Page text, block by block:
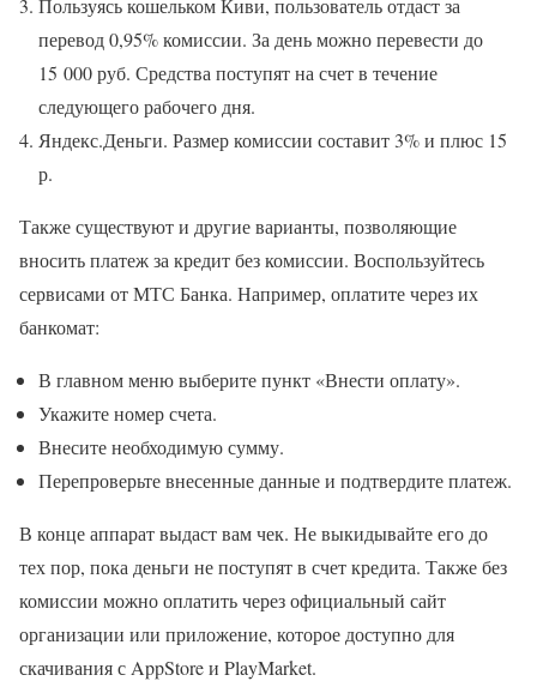
Пользуясь кошельком Киви, пользователь отдаст за
перевод 0,95% комиссии. За день можно перевести до
15 000 руб. Средства поступят на счет в течение
следующего рабочего дня.
Яндекс.Деньги. Размер комиссии составит 3% и плюс 15
р.
Также существуют и другие варианты, позволяющие
вносить платеж за кредит без комиссии. Воспользуйтесь
сервисами от МТС Банка. Например, оплатите через их
банкомат:
В главном меню выберите пункт «Внести оплату».
Укажите номер счета.
Внесите необходимую сумму.
Перепроверьте внесенные данные и подтвердите платеж.
В конце аппарат выдаст вам чек. Не выкидывайте его до
тех пор, пока деньги не поступят в счет кредита. Также без
комиссии можно оплатить через официальный сайт
организации или приложение, которое доступно для
скачивания с AppStore и PlayMarket.